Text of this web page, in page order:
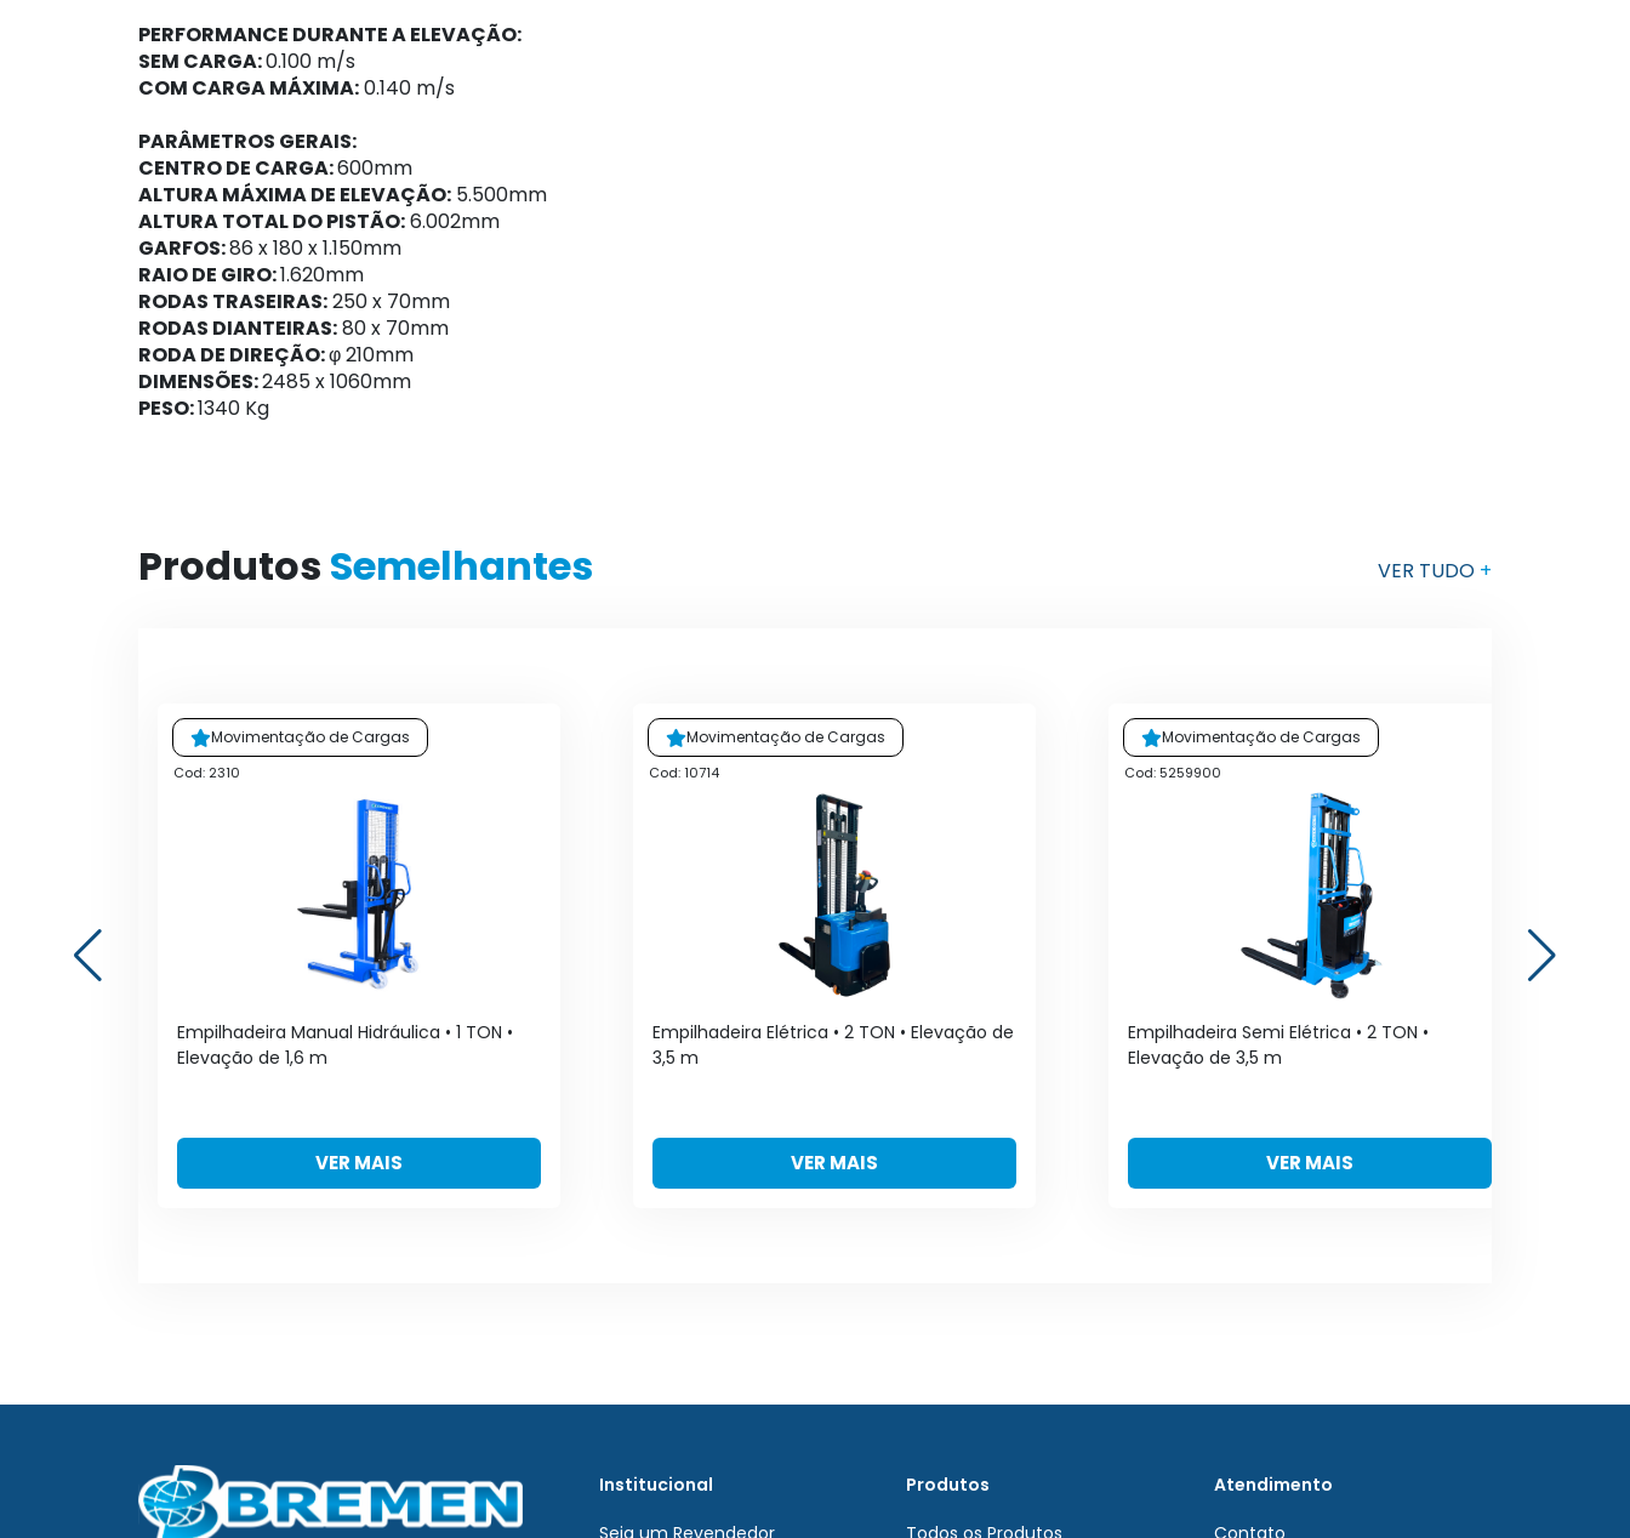
PERFORMANCE DURANTE A ELEVAÇÃO:
SEM CARGA:0.100 m/s
COM CARGA MÁXIMA:0.140 m/s
PARÂMETROS GERAIS:
CENTRO DE CARGA:600mm
ALTURA MÁXIMA DE ELEVAÇÃO: 5.500mm
ALTURA TOTAL DO PISTÃO:6.002mm
GARFOS:86 x 180 x 1.150mm
RAIO DE GIRO:1.620mm
RODAS TRASEIRAS:250 x 70mm
RODAS DIANTEIRAS:80 x 70mm
RODA DE DIREÇÃO:φ 210mm
DIMENSÕES:2485 x 1060mm
PESO:1340 Kg
Produtos Semelhantes VER TUDO +
Movimentação de Cargas
Cod: 2310
Empilhadeira Manual Hidráulica • 1 TON •
Elevação de 1,6 m
VER MAIS
Movimentação de Cargas
Cod: 10714
Empilhadeira Elétrica • 2 TON • Elevação de
3,5 m
VER MAIS
Movimentação de Cargas
Cod: 5259900
Empilhadeira Semi Elétrica • 2 TON •
Elevação de 3,5 m
VER MAIS
Institucional
Produtos
Atendimento